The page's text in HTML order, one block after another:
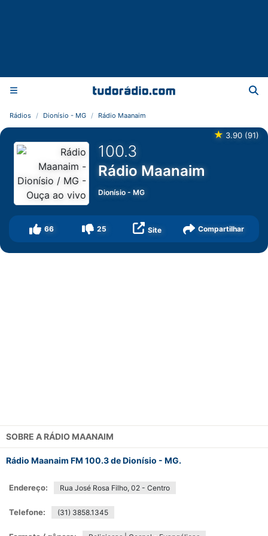
Rádios Dionísio - MG Rádio Maanaim
★ 3.90 (91)
100.3
Rádio Maanaim
Dionísio -MG
66 25 Site Compartilhar
SOBRE A RÁDIO MAANAIM
Rádio Maanaim FM 100.3 de Dionísio - MG.
Endereço: Rua José Rosa Filho, 02 - Centro
Telefone: (31) 3858.1345